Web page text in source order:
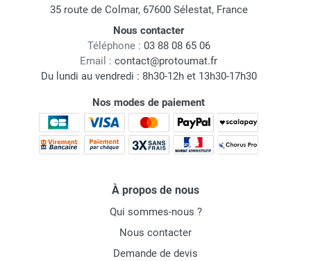
35 route de Colmar, 67600 Sélestat, France
Nous contacter
Téléphone : 03 88 08 65 06
Email : contact@protoumat.fr
Du lundi au vendredi : 8h30-12h et 13h30-17h30
Nos modes de paiement
À propos de nous
Qui sommes-nous ?
Nous contacter
Demande de devis